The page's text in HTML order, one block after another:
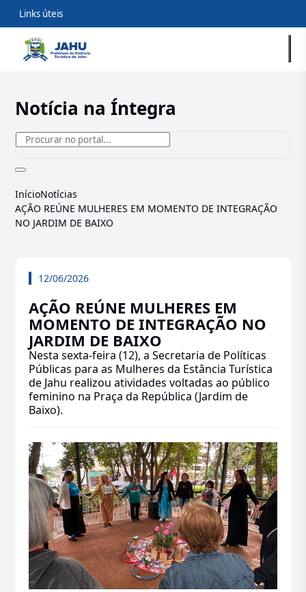
Links úteis
Notícia na Íntegra
InícioNotícias
AÇÃO REÚNE MULHERES EM MOMENTO DE INTEGRAÇÃO
NO JARDIM DE BAIXO
12/06/2026
AÇÃO REÚNE MULHERES EM
MOMENTO DE INTEGRAÇÃO NO
JARDIM DE BAIXO
Nesta sexta-feira (12), a Secretaria de Políticas
Públicas para as Mulheres da Estância Turística
de Jahu realizou atividades voltadas ao público
feminino na Praça da República (Jardim de
Baixo).